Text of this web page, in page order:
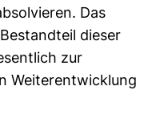
Das
dieser
zur
Weiterentwicklung